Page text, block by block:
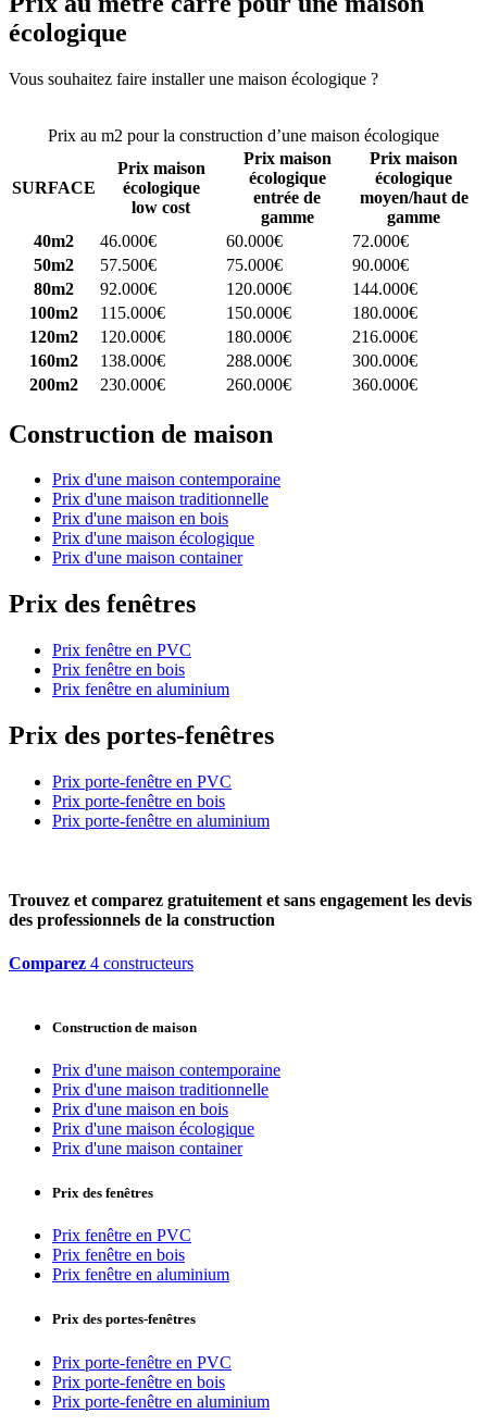
écologique
Vous souhaitez faire installer une maison écologique ?
Prix au m2 pour la construction d’une maison écologique
SURFACE
Prix maison
écologique
low cost
Prix maison
écologique
entrée de
gamme
Prix maison
écologique
moyen/haut de
gamme
40m2
46.000€ 60.000€
72.000€
50m2
57.500€ 75.000€
90.000€
80m2
92.000€ 120.000€
144.000€
100m2
115.000€ 150.000€
180.000€
120m2
120.000€ 180.000€
216.000€
160m2
138.000€ 288.000€
300.000€
200m2
230.000€ 260.000€ 360.000€
Construction de maison
Prix d'une maison contemporaine
Prix d'une maison traditionnelle
Prix d'une maison en bois
Prix d'une maison écologique
Prix d'une maison container
Prix des fenêtres
Prix fenêtre en PVC
Prix fenêtre en bois
Prix fenêtre en aluminium
Prix des portes-fenêtres
Prix porte-fenêtre en PVC
Prix porte-fenêtre en bois
Prix porte-fenêtre en aluminium
Trouvez et comparez gratuitement et sans engagement les devis
des professionnels de la construction
Comparez 4 constructeurs
Construction de maison
Prix d'une maison contemporaine
Prix d'une maison traditionnelle
Prix d'une maison en bois
Prix d'une maison écologique
Prix d'une maison container
Prix des fenêtres
Prix fenêtre en PVC
Prix fenêtre en bois
Prix fenêtre en aluminium
Prix des portes-fenêtres
Prix porte-fenêtre en PVC
Prix porte-fenêtre en bois
Prix porte-fenêtre en aluminium